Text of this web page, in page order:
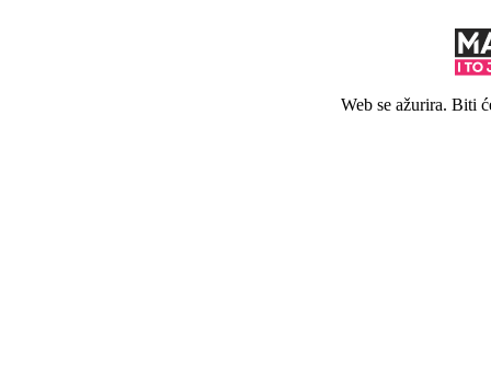
Web se ažurira. Biti